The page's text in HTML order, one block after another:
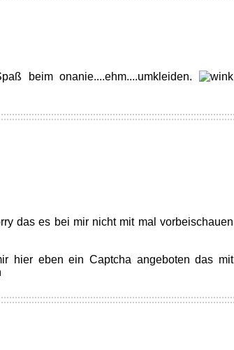
beim onanie....ehm....umkleiden.
das es bei mir nicht mit mal vorbeischauen
hier eben ein Captcha angeboten das mit